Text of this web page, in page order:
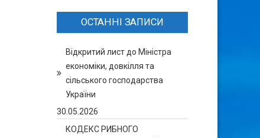
ОСТАННІ ЗАПИСИ
Відкритий лист до Міністра
економіки, довкілля та
сільського господарства
України
30.05.2026
КОДЕКС РИБНОГО